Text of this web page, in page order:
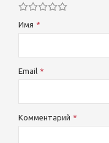
Имя
Email
Комментарий